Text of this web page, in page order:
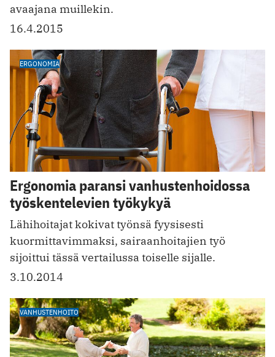
avaajana muillekin.
16.4.2015
ERGONOMIA
Ergonomia paransi vanhustenhoidossa
työskentelevien työkykyä
Lähihoitajat kokivat työnsä fyysisesti
kuormittavimmaksi, sairaanhoitajien työ
sijoittui tässä vertailussa toiselle sijalle.
3.10.2014
VANHUSTENHOITO